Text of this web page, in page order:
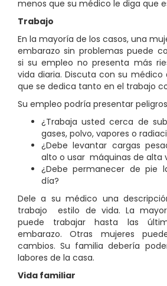
menos que su médico le diga que
Trabajo
En la mayoría de los casos, una
embarazo sin problemas puede
si su empleo no presenta más
vida diaria. Discuta con su médico
que se dedica tanto en el trabajo
Su empleo podría presentar
¿Trabaja usted cerca de
gases, polvo, vapores o
¿Debe levantar cargas
alto o usar máquinas de alta
¿Debe permanecer de pie
día?
Dele a su médico una
trabajo estilo de vida. La
puede trabajar hasta las
embarazo. Otras mujeres
cambios. Su familia debería
labores de la casa.
Vida familiar